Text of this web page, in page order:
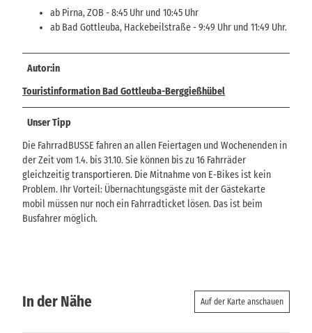
ab Pirna, ZOB - 8:45 Uhr und 10:45 Uhr
ab Bad Gottleuba, Hackebeilstraße - 9:49 Uhr und 11:49 Uhr.
Autor:in
Touristinformation Bad Gottleuba-Berggießhübel
Unser Tipp
Die FahrradBUSSE fahren an allen Feiertagen und Wochenenden in
der Zeit vom 1.4. bis 31.10. Sie können bis zu 16 Fahrräder
gleichzeitig transportieren. Die Mitnahme von E-Bikes ist kein
Problem. Ihr Vorteil: Übernachtungsgäste mit der Gästekarte
mobil müssen nur noch ein Fahrradticket lösen. Das ist beim
Busfahrer möglich.
In der Nähe Auf der Karte anschauen